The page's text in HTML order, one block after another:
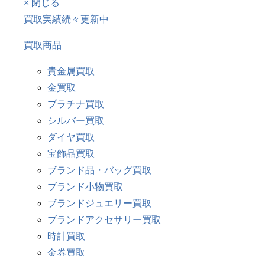
× 閉じる
買取実績続々更新中
買取商品
貴金属買取
金買取
プラチナ買取
シルバー買取
ダイヤ買取
宝飾品買取
ブランド品・バッグ買取
ブランド小物買取
ブランドジュエリー買取
ブランドアクセサリー買取
時計買取
金券買取